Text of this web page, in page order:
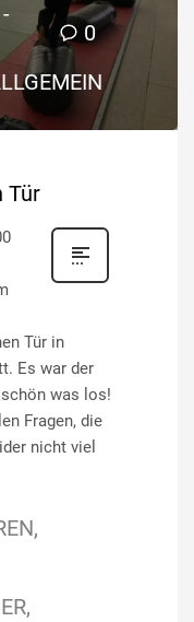
0
Tür
Tür in
Es war der
was los!
Fragen, die
nicht viel